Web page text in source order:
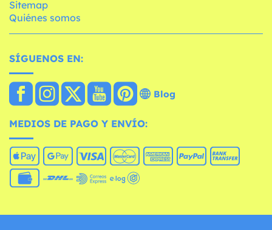
Sitemap
Quiénes somos
SÍGUENOS EN:
Blog
MEDIOS DE PAGO Y ENVÍO: